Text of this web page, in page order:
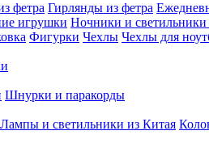
фетра Гирлянды из фетра
игрушки Ночники и светильники
Фигурки Чехлы Чехлы для
Шнурки и паракорды
Лампы и светильники из Китая